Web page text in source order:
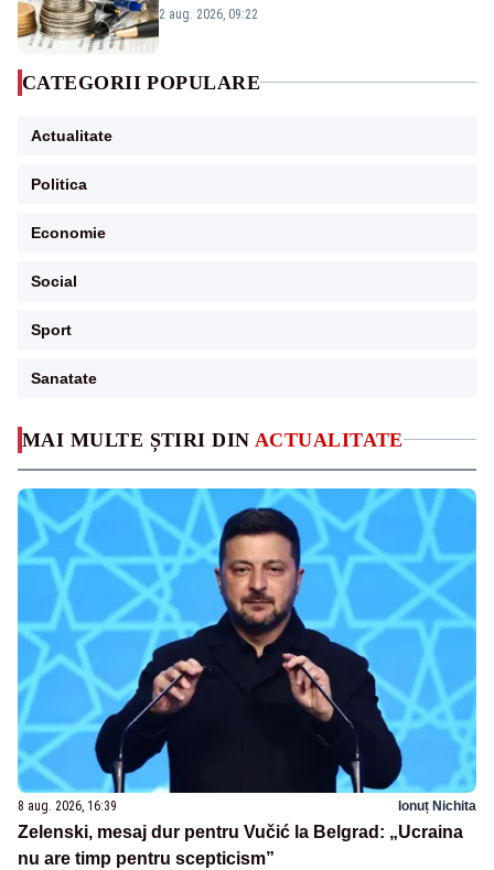
MAI MULTE ȘTIRI DIN ACTUALITATE
8 aug. 2026, 16:39 Ionuț Nichita
Zelenski, mesaj dur pentru Vučić la Belgrad: „Ucraina
nu are timp pentru scepticism”
viitoare?
2 aug. 2026, 09:22
CATEGORII POPULARE
Actualitate
Politica
Economie
Social
Sport
Sanatate